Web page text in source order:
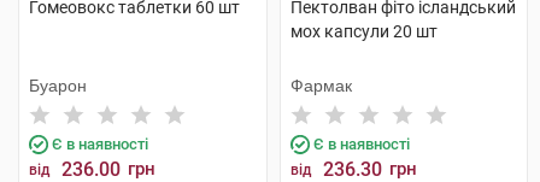
Гомеовокс таблетки 60 шт
Буарон
Є в наявності
від 236.00 грн
Пектолван фіто ісландський
мох капсули 20 шт
Фармак
Є в наявності
від 236.30 грн